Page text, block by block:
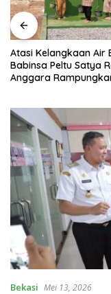
Atasi Kelangkaan Air
Babinsa Peltu Satya
Anggara
Bekasi Mei 13, 2026